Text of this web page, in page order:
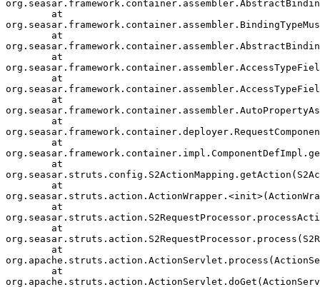
        at
        at
        at
        at
        at
        at
        at
        at
        at
        at
        at
        at
        at